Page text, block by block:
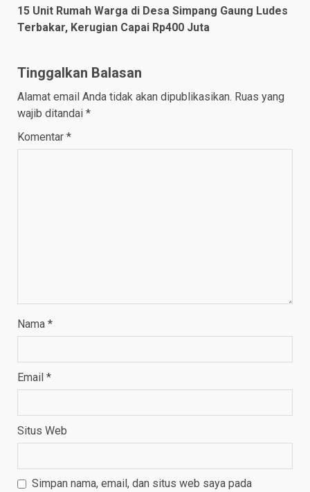
15 Unit Rumah Warga di Desa Simpang Gaung Ludes
Terbakar, Kerugian Capai Rp400 Juta
Tinggalkan Balasan
Alamat email Anda tidak akan dipublikasikan. Ruas yang
wajib ditandai *
Komentar *
Nama *
Email *
Situs Web
Simpan nama, email, dan situs web saya pada